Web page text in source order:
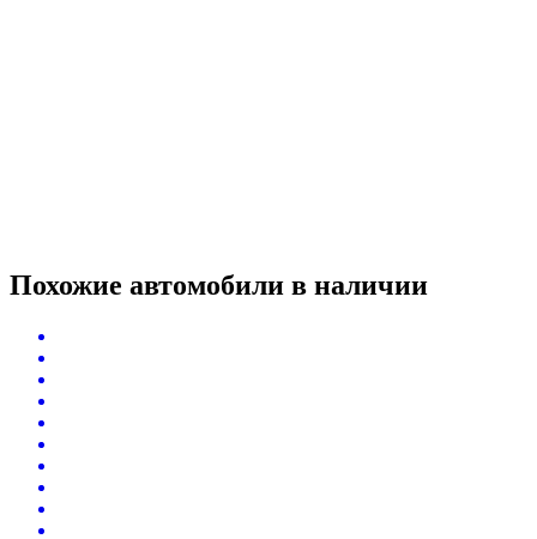
Похожие автомобили в наличии